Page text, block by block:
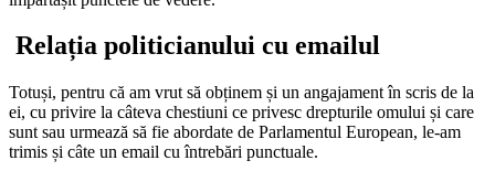
Relația politicianului cu emailul
Totuși, pentru că am vrut să obținem și un angajament în scris de la
ei, cu privire la câteva chestiuni ce privesc drepturile omului și care
sunt sau urmează să fie abordate de Parlamentul European, le-am
trimis și câte un email cu întrebări punctuale.